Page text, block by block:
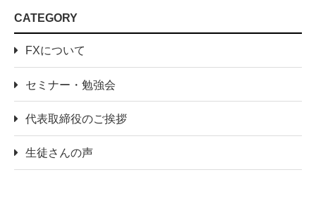
CATEGORY
FXについて
セミナー・勉強会
代表取締役のご挨拶
生徒さんの声